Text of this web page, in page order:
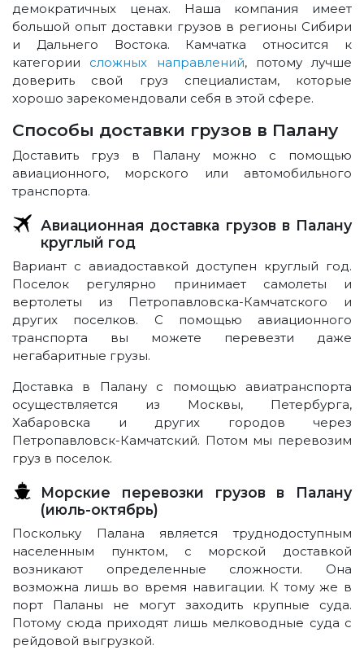
демократичных ценах. Наша компания имеет
большой опыт доставки грузов в регионы Сибири
и Дальнего Востока. Камчатка относится к
категории сложных направлений, потому лучше
доверить свой груз специалистам, которые
хорошо зарекомендовали себя в этой сфере.
Способы доставки грузов в Палану
Доставить груз в Палану можно с помощью
авиационного, морского или автомобильного
транспорта.
Авиационная доставка грузов в Палану
круглый год
Вариант с авиадоставкой доступен круглый год.
Поселок регулярно принимает самолеты и
вертолеты из Петропавловска-Камчатского и
других поселков. С помощью авиационного
транспорта вы можете перевезти даже
негабаритные грузы.
Доставка в Палану с помощью авиатранспорта
осуществляется из Москвы, Петербурга,
Хабаровска и других городов через
Петропавловск-Камчатский. Потом мы перевозим
груз в поселок.
Морские перевозки грузов в Палану
(июль-октябрь)
Поскольку Палана является труднодоступным
населенным пунктом, с морской доставкой
возникают определенные сложности. Она
возможна лишь во время навигации. К тому же в
порт Паланы не могут заходить крупные суда.
Потому сюда приходят лишь мелководные суда с
рейдовой выгрузкой.